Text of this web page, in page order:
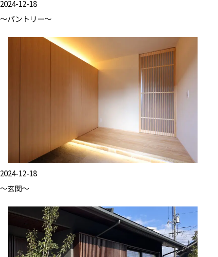
2024-12-18
～パントリー～
2024-12-18
～玄関～